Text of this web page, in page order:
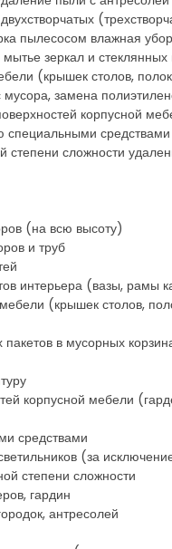
пылесосом влажная
зеркал и
(крышек столов,
замена
корпусной
степени сложности
(на всю высоту)
и труб
интерьера (вазы, рамы
(крышек столов,
в мусорных
корпусной мебели
средствами
(за
степени сложности
гардин
антресолей